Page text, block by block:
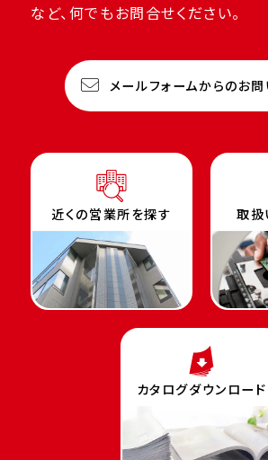
など、何でもお問合せください。
メールフォームからのお
近くの営業所を探す 取扱
カタログダウンロード